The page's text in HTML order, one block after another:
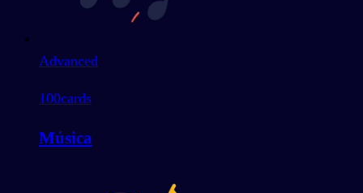
Advanced
100cards
Música